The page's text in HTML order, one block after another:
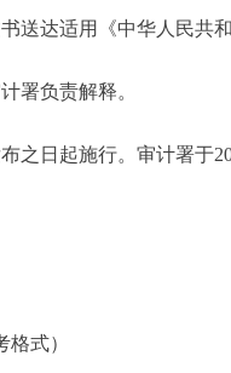
送达适用《中华人民共
署负责解释。
日起施行。审计署于
式）